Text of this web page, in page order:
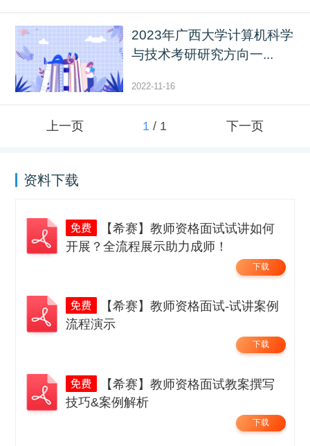
2023年广西大学计算机科学
与技术考研研究方向一...
2022-11-16
上一页 1 / 1 下一页
资料下载
【希赛】教师资格面试试讲如何
开展？全流程展示助力成师！
下载
【希赛】教师资格面试-试讲案例
流程演示
下载
【希赛】教师资格面试教案撰写
技巧&案例解析
下载